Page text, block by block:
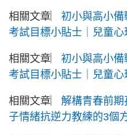
相關文章︳ 初小與高小
考試目標小貼士｜兒童心
相關文章︳ 初小與高小
考試目標小貼士｜兒童心
相關文章︳ 解構青春前
子情緒抗逆力教練的3個